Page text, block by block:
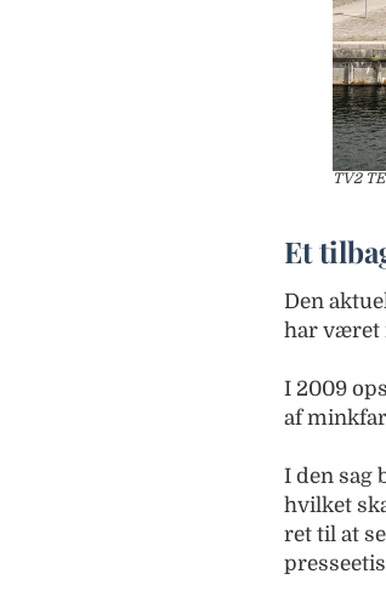
TV2
Et
Den
har været
I 2009
af
I den sag
hvilket
ret til at